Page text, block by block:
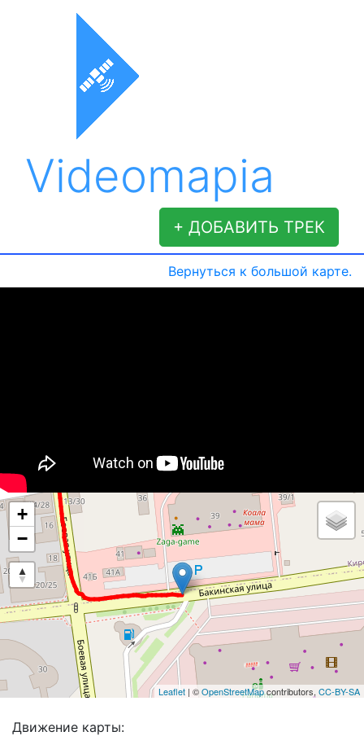
Videomapia
+ ДОБАВИТЬ ТРЕК
Вернуться к большой карте.
+
−
Leaflet | ©OpenStreetMapcontributors, CC-BY-SA
Движение карты: